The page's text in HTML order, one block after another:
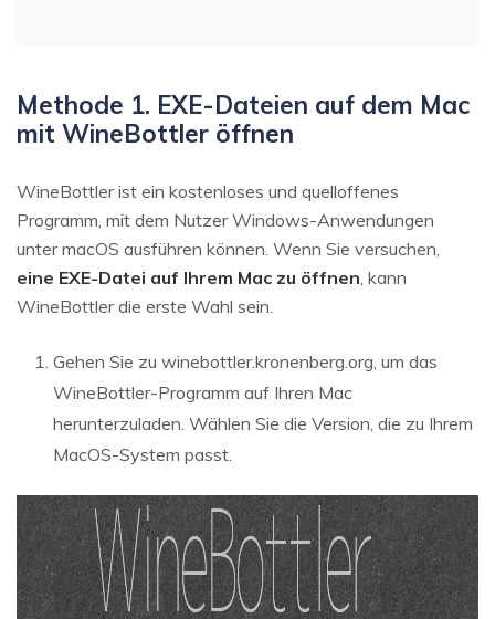
Methode 1. EXE-Dateien auf dem Mac
mit WineBottler öffnen
WineBottler ist ein kostenloses und quelloffenes
Programm, mit dem Nutzer Windows-Anwendungen
unter macOS ausführen können. Wenn Sie versuchen,
eine EXE-Datei auf Ihrem Mac zu öffnen, kann
WineBottler die erste Wahl sein.
Gehen Sie zu winebottler.kronenberg.org, um das
WineBottler-Programm auf Ihren Mac
herunterzuladen. Wählen Sie die Version, die zu Ihrem
MacOS-System passt.